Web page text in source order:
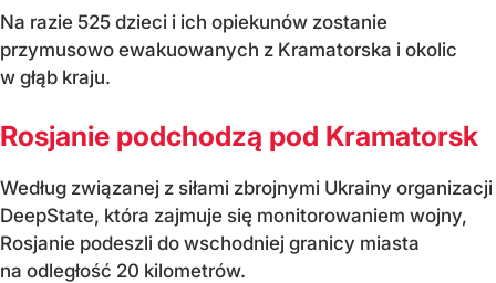
Na razie 525 dzieci i ich opiekunów zostanie
przymusowo ewakuowanych z Kramatorska i okolic
w głąb kraju.
Rosjanie podchodzą pod Kramatorsk
Według związanej z siłami zbrojnymi Ukrainy organizacji
DeepState, która zajmuje się monitorowaniem wojny,
Rosjanie podeszli do wschodniej granicy miasta
na odległość 20 kilometrów.